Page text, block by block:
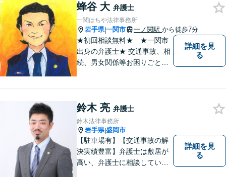
専門用語は避け、依頼者様が
理解しやすい対応を心がけて
います。【土日祝・時間外対
応可】
蜂谷 大 弁護士
一関はちや法律事務所
岩手県|一関市 一ノ関駅 から徒歩7分
★初回相談無料★ ★一関市
出身の弁護士★ 交通事故、相
続、男女関係等お困りごとが
詳細を見
る
鈴木 亮 弁護士
鈴木法律事務所
岩手県|盛岡市
【駐車場有】【交通事故の解
決実績豊富】弁護士は敷居が
高い、弁護士に相談していい
詳細を見
る